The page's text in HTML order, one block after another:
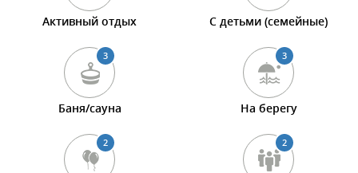
Активный отдых С детьми (семейные)
3
Баня/сауна
3
На берегу
2 2